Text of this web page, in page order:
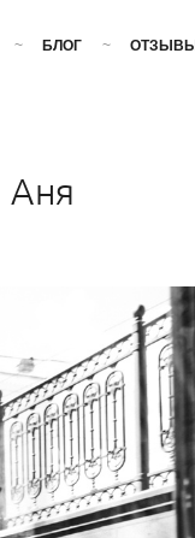
БЛОГ ОТЗЫВЫ
Аня